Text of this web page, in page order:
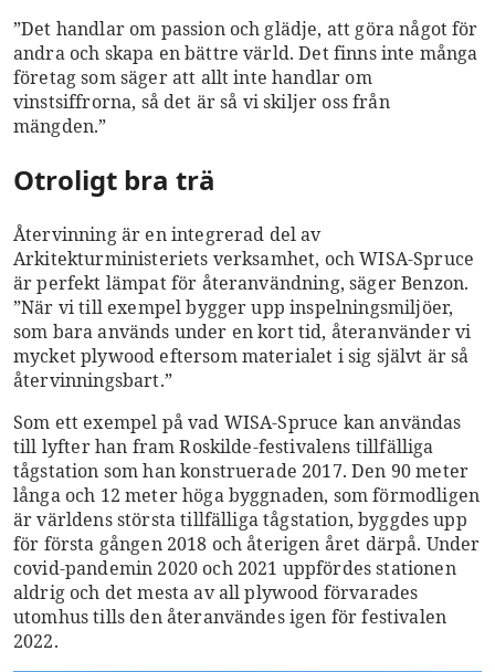
”Det handlar om passion och glädje, att göra något för
andra och skapa en bättre värld. Det finns inte många
företag som säger att allt inte handlar om
vinstsiffrorna, så det är så vi skiljer oss från
mängden.”
Otroligt bra trä
Återvinning är en integrerad del av
Arkitekturministeriets verksamhet, och WISA-Spruce
är perfekt lämpat för återanvändning, sägerBenzon.
”När vi till exempel bygger upp inspelningsmiljöer,
som bara används under en kort tid, återanvänder vi
mycket plywood eftersom materialet i sig självt är så
återvinningsbart.”
Som ett exempel på vad WISA-Spruce kan användas
till lyfter han fram Roskilde-festivalens tillfälliga
tågstation som han konstruerade 2017. Den 90 meter
långa och 12 meter höga byggnaden, som förmodligen
är världens största tillfälliga tågstation, byggdes upp
för första gången 2018 och återigen året därpå. Under
covid-pandemin 2020 och 2021 uppfördes stationen
aldrig och det mesta av all plywood förvarades
utomhus tills den återanvändes igen för festivalen
2022.